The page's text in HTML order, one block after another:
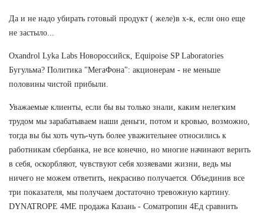
Да и не надо убирать готовый продукт ( желе)в х-к, если оно еще
не застыло...
Oxandrol Lyka Labs Новороссийск, Equipoise SP Laboratories
Бугульма? Политика "МегаФона": акционерам - не меньше
половины чистой прибыли.
Уважаемые клиенты, если бы вы только знали, каким нелегким
трудом мы зарабатываем наши деньги, потом и кровью, возможно,
тогда вы бы хоть чуть-чуть более уважительнее относились к
работникам сбербанка, не все конечно, но многие начинают верить
в себя, оскорбляют, чувствуют себя хозяевами жизни, ведь мы
ничего не можем ответить, некрасиво получается. Объединив все
три показателя, мы получаем достаточно тревожную картину.
DYNATROPE 4ME продажа Казань - Cоматропин 4Ед сравнить